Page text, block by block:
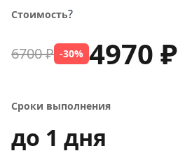
Стоимость?
6700 ₽ -30% 4970 ₽
Сроки выполнения
до 1 дня